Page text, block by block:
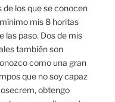
los que se conocen
mis 8 horitas
las paso. Dos de mis
también son
como una gran
que no soy capaz
obtengo